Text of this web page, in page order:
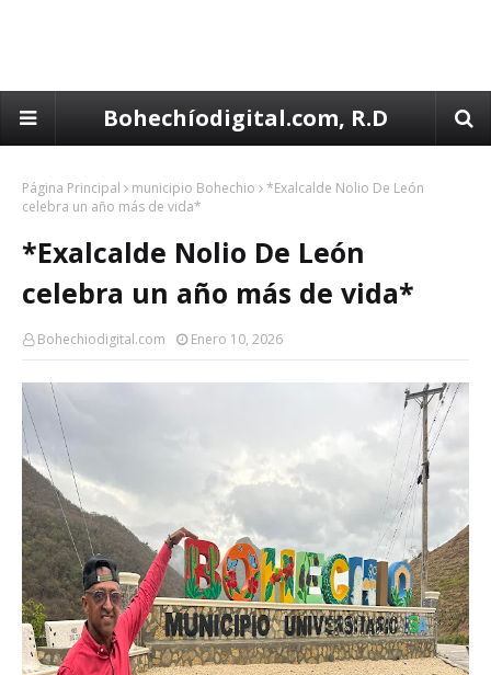
Bohechíodigital.com, R.D
Página Principal municipio Bohechio
*Exalcalde Nolio De León
celebra un año más de vida*
*Exalcalde Nolio De León
celebra un año más de vida*
Bohechiodigital.com Enero 10, 2026